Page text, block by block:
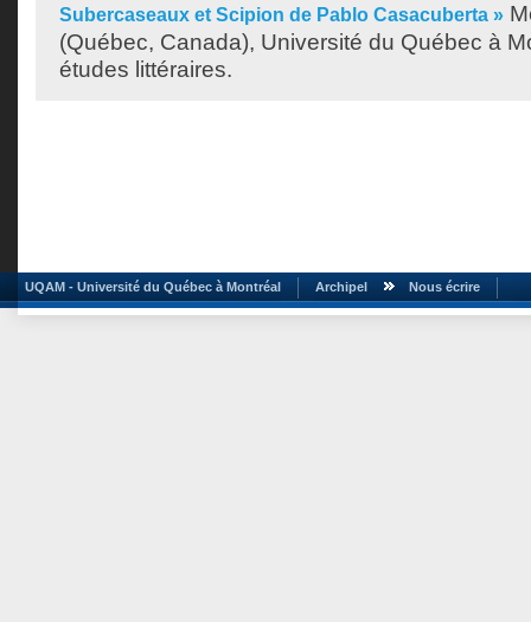
Subercaseaux et Scipion de Pablo Casacuberta »
(Québec, Canada), Université du Québec à
études littéraires.
UQAM - Université du Québec à Montréal Archipel Nous écrire